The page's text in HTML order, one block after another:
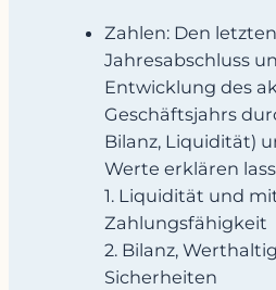
Zahlen: Den letzten
Jahresabschluss
Entwicklung des
Geschäftsjahrs
Bilanz, Liquidität)
Werte erklären
1. Liquidität und
Zahlungsfähigkeit
2. Bilanz,
Sicherheiten